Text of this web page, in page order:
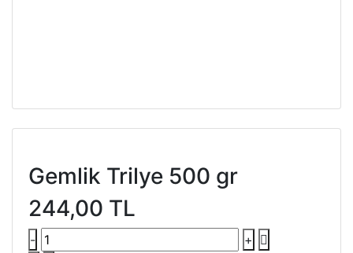
Gemlik Trilye 500 gr
244,00 TL
- +